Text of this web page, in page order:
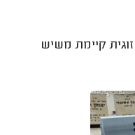
קיימת משיש